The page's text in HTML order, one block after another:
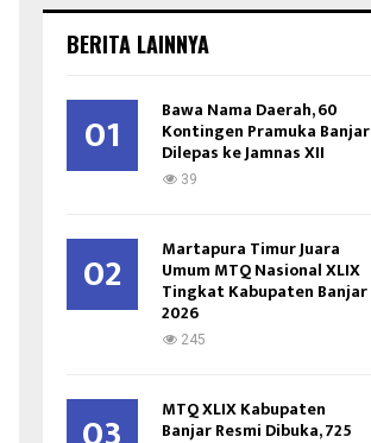
h
o
R
BERITA LAINNYA
01 Bawa Nama Daerah, 60
Kontingen Pramuka Banjar
Dilepas ke Jamnas XII
39
02 Martapura Timur Juara
Umum MTQ Nasional XLIX
Tingkat Kabupaten Banjar
2026
245
MTQ XLIX Kabupaten
Banjar Resmi Dibuka, 725